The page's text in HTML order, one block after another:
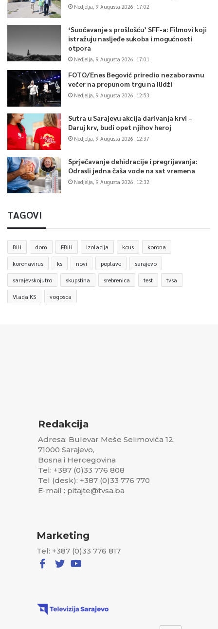
Nedjelja, 9 Augusta 2026, 17:02
‘Suočavanje s prošlošću’ SFF-a: Filmovi koji
istražuju nasljeđe sukoba i mogućnosti
otpora
Nedjelja, 9 Augusta 2026, 17:01
FOTO/Enes Begović priredio nezaboravnu
večer na prepunom trgu na Ilidži
Nedjelja, 9 Augusta 2026, 12:53
Sutra u Sarajevu akcija darivanja krvi –
Daruj krv, budi opet njihov heroj
Nedjelja, 9 Augusta 2026, 12:37
Sprječavanje dehidracije i pregrijavanja:
Odrasli jedna čaša vode na sat vremena
Nedjelja, 9 Augusta 2026, 12:32
TAGOVI
BiH dom FBiH izolacija kcus korona
koronavirus ks novi poplave sarajevo
sarajevskojutro skupstina srebrenica test tvsa
Vlada KS vogosca
Redakcija
Adresa: Bulevar Meše Selimovića 12,
71000 Sarajevo,
Bosna i Hercegovina
Tel: +387 (0)33 776 808
Tel (desk): +387 (0)33 776 770
E-mail : pitajte@tvsa.ba
Marketing
Tel: +387 (0)33 776 817